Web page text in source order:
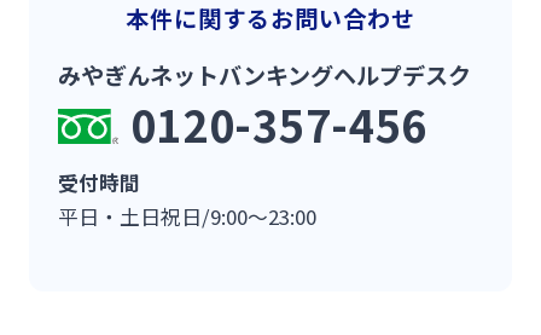
本件に関するお問い合わせ
みやぎんネットバンキングヘルプデスク
0120-357-456
受付時間
平日・土日祝日/9:00～23:00